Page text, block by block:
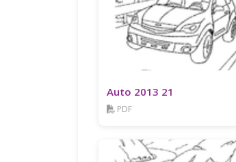
Auto 2013 21
PDF